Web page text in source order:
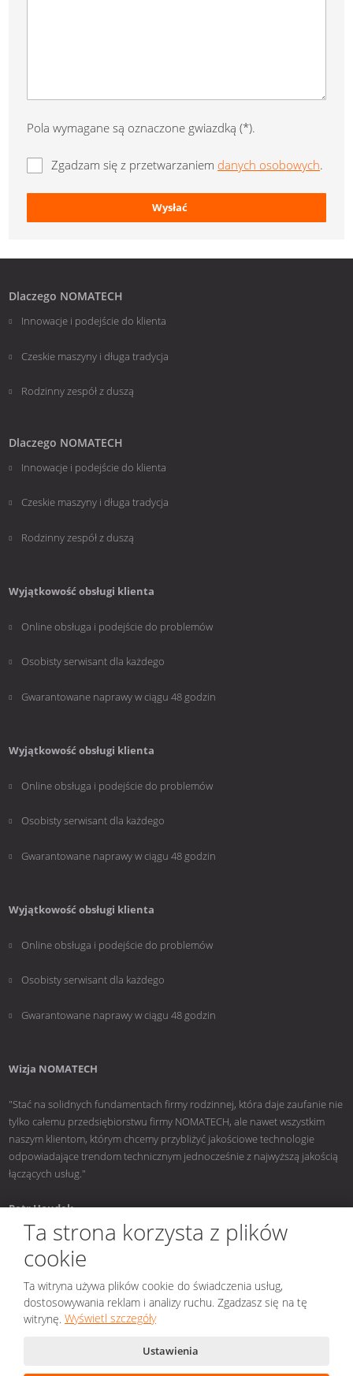
Pola wymagane są oznaczone gwiazdką (*).
Zgadzam się z przetwarzaniem danych osobowych.
Wysłać
wysłany
Dlaczego NOMATECH
Innowacje i podejście do klienta
Czeskie maszyny i długa tradycja
Rodzinny zespół z duszą
Dlaczego NOMATECH
Innowacje i podejście do klienta
Czeskie maszyny i długa tradycja
Rodzinny zespół z duszą
Wyjątkowość obsługi klienta
Online obsługa i podejście do problemów
Osobisty serwisant dla każdego
Gwarantowane naprawy w ciągu 48 godzin
Wyjątkowość obsługi klienta
Online obsługa i podejście do problemów
Osobisty serwisant dla każdego
Gwarantowane naprawy w ciągu 48 godzin
Wyjątkowość obsługi klienta
Online obsługa i podejście do problemów
Osobisty serwisant dla każdego
Gwarantowane naprawy w ciągu 48 godzin
Wizja NOMATECH
"Stać na solidnych fundamentach firmy rodzinnej, która daje zaufanie nie
tylko całemu przedsiębiorstwu firmy NOMATECH, ale nawet wszystkim
naszym klientom, którym chcemy przybliżyć jakościowe technologie
odpowiadające trendom technicznym jednocześnie z najwyższą jakością
łączących usług."
Petr Houdek
© 2026, NOMATECH s.r.o.
Mapa strony|Bezpieczeństwo i prywatność|Nastavení cookies
Ta strona korzysta z plików
cookie
Ta witryna używa plików cookie do świadczenia usług,
dostosowywania reklam i analizy ruchu. Zgadzasz się na tę
witrynę. Wyświetl szczegóły
Ustawienia